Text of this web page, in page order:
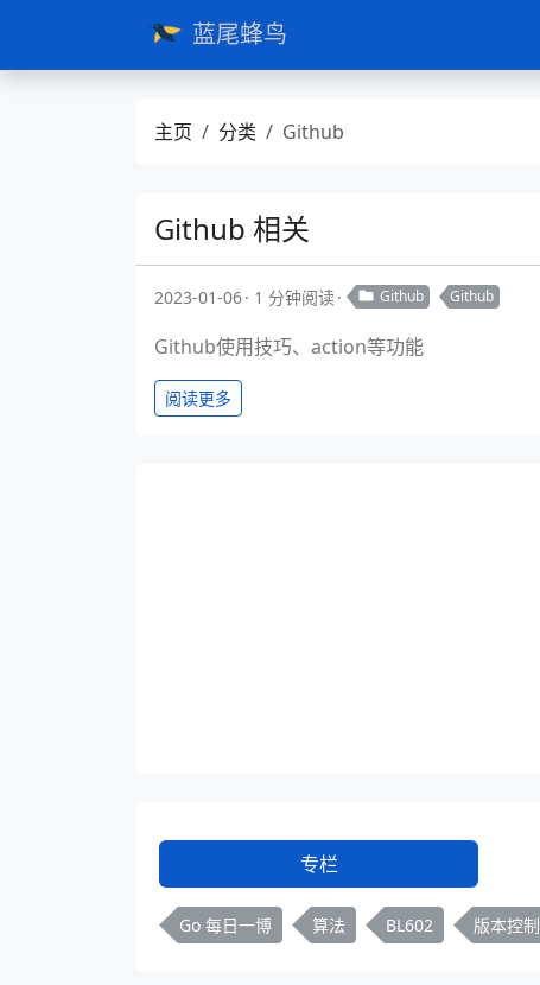
蓝尾蜂鸟
主页 分类 Github
Github 相关
2023-01-06 1 分钟阅读 Github Github
Github使用技巧、action等功能
阅读更多
专栏
Go 每日一博 算法 BL602 版本控制